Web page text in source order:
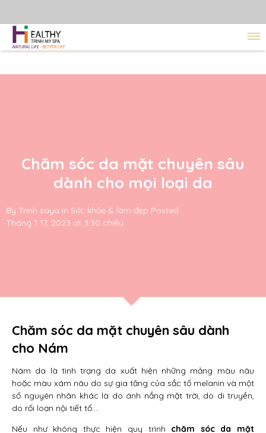
Chăm sóc da mặt chuyên sâu
dành cho mọi loại da
By Trinh saya in Sức khỏe & làm đẹp Posted
Tháng 1 17, 2023 at 3:30 chiều
Chăm sóc da mặt chuyên sâu dành
cho Nám
Nám da là tình trạng da xuất hiện những mảng màu nâu
hoặc màu xám nâu do sự gia tăng của sắc tố melanin và một
số nguyên nhân khác là do ánh nắng mặt trời, do di truyền,
do rối loạn nội tiết tố….
Nếu như không thực hiện quy trình chăm sóc da mặt